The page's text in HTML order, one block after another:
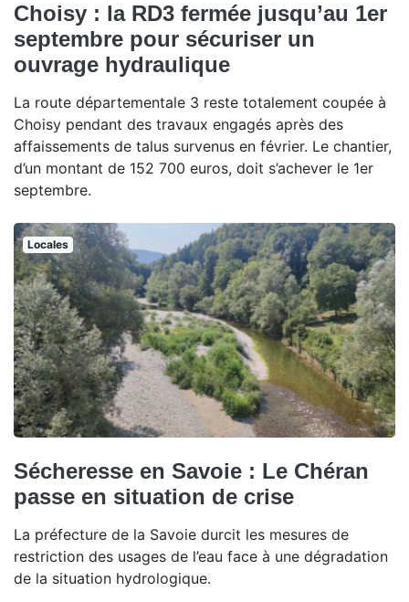
Choisy : la RD3 fermée jusqu’au 1er
septembre pour sécuriser un
ouvrage hydraulique
La route départementale 3 reste totalement coupée à
Choisy pendant des travaux engagés après des
affaissements de talus survenus en février. Le chantier,
d’un montant de 152 700 euros, doit s’achever le 1er
septembre.
Locales
Sécheresse en Savoie : Le Chéran
passe en situation de crise
La préfecture de la Savoie durcit les mesures de
restriction des usages de l’eau face à une dégradation
de la situation hydrologique.